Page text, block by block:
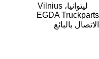
ليتوانيا، Vilnius
EGDA Truckparts
الاتصال بالبائع